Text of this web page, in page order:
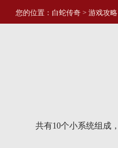
您的位置： 白蛇传奇 > 游戏攻略
共有10个小系统组成